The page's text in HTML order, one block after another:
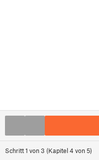
Schritt1 von3 (Kapitel4 von 5)